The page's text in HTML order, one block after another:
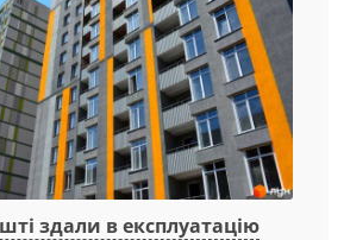
здали в експлуатацію